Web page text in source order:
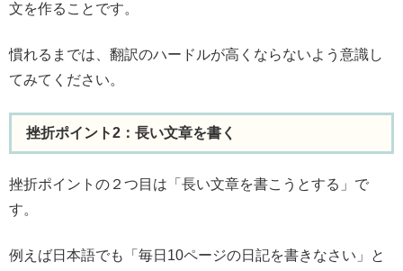
文を作ることです。
慣れるまでは、翻訳のハードルが高くならないよう意識し
てみてください。
挫折ポイント2：長い文章を書く
挫折ポイントの２つ目は「長い文章を書こうとする」で
す。
例えば日本語でも「毎日10ページの日記を書きなさい」と